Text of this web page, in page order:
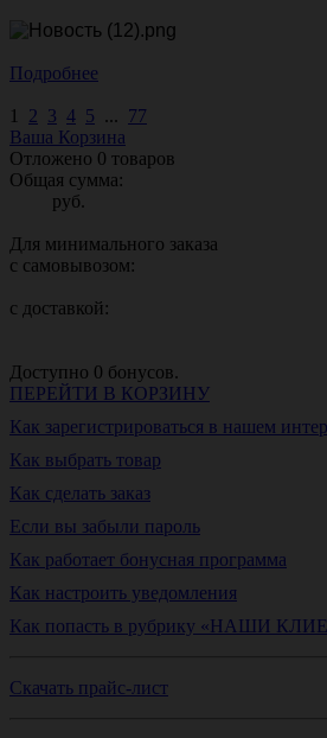
Подробнее
1 2 3 4 5 ... 77
Ваша Корзина
Отложено 0 товаров
Общая сумма:
руб.
Для минимального заказа
с самовывозом:
с доставкой:
Доступно 0 бонусов.
ПЕРЕЙТИ В КОРЗИНУ
Как зарегистрироваться в нашем
Как выбрать товар
Как сделать заказ
Если вы забыли пароль
Как работает бонусная программа
Как настроить уведомления
Как попасть в рубрику «НАШИ
Скачать прайс-лист